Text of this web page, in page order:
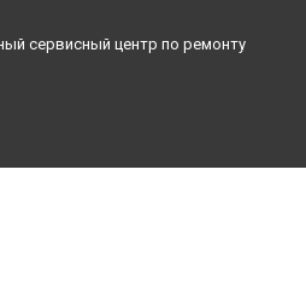
сервисный центр по ремонту